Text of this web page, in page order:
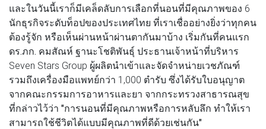
และในวันนี้เราก็มีเคล็ดลับการเลือกที่นอนที่มีคุณภาพของ 6
นักธุรกิจระดับท็อปของประเทศไทย ที่เราเชื่ออย่างยิ่งว่าทุกคน
ต้องรู้จัก หรือเห็นผ่านหน้าผ่านตากันมาบ้าง เริ่มกันที่คนแรก
ดร.ภก. คมสัณห์ ฐานะโชติพันธุ์ ประธานเจ้าหน้าที่บริหาร
Seven Stars Group ผู้ผลิตนำเข้าและจัดจำหน่ายเวชภัณฑ์
รวมถึงเครื่องมือแพทย์กว่า 1,000 ตำรับ ซึ่งได้รับใบอนุญาต
จากคณะกรรมการอาหารและยา จากกระทรวงสาธารณสุข
ที่กล่าวไว้ว่า "การนอนที่มีคุณภาพหรือการหลับลึก ทำให้เรา
สามารถใช้ชีวิตได้แบบมีคุณภาพที่ดีด้วยเช่นกัน"